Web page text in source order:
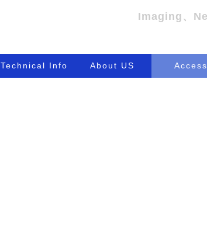
Technical Info About US Access